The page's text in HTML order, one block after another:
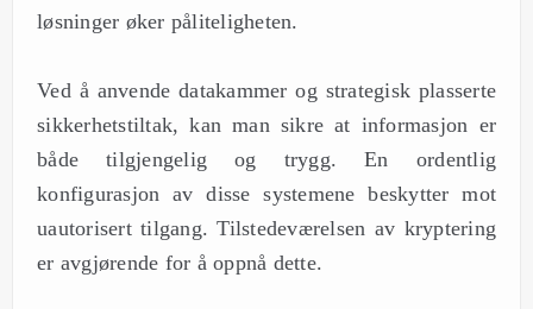
løsninger øker påliteligheten.
Ved å anvende datakammer og strategisk plasserte
sikkerhetstiltak, kan man sikre at informasjon er
både tilgjengelig og trygg. En ordentlig
konfigurasjon av disse systemene beskytter mot
uautorisert tilgang. Tilstedeværelsen av kryptering
er avgjørende for å oppnå dette.